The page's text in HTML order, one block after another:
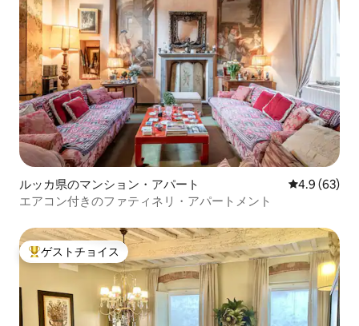
ルッカ県のマンション・アパート レビュー63
4.9 (63)
エアコン付きのファティネリ・アパートメント
大好評のゲストチョイスです。
ゲストチョイス